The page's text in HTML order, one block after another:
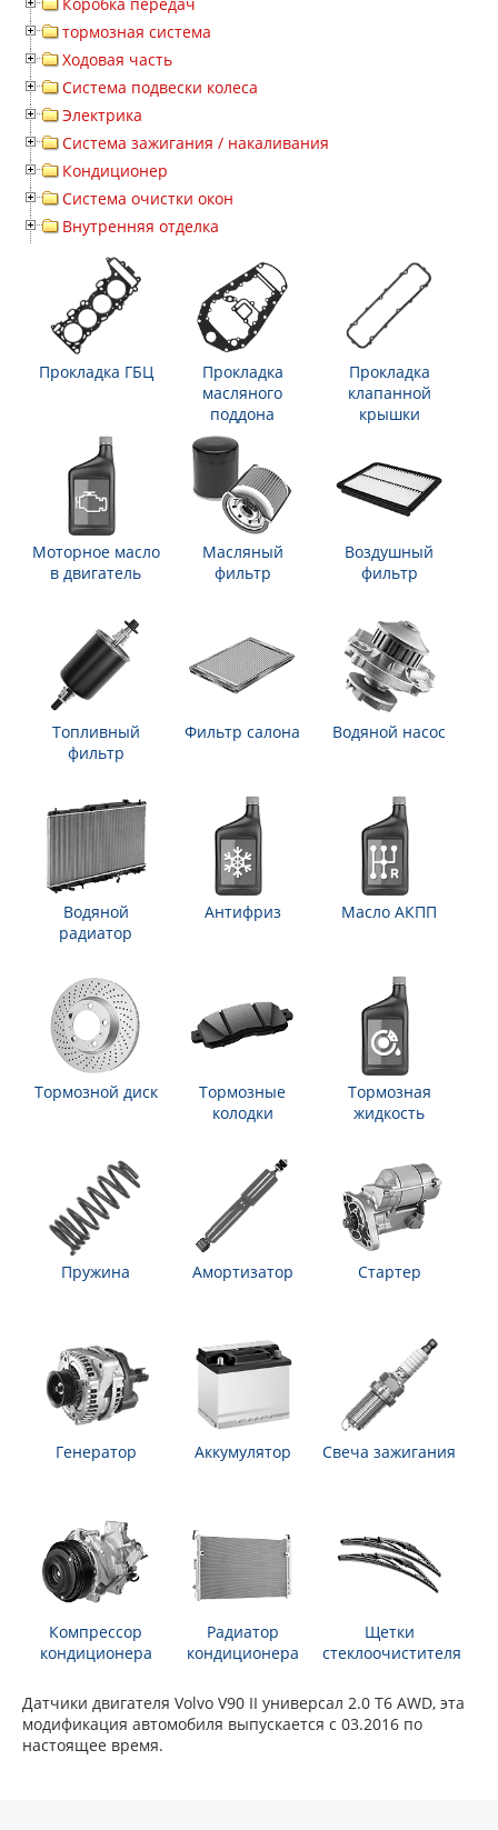
тормозная система
Ходовая часть
Система подвески колеса
Электрика
Система зажигания / накаливания
Кондиционер
Система очистки окон
Внутренняя отделка
Прокладка ГБЦ
Прокладка
масляного
поддона
Прокладка
клапанной
крышки
Моторное масло
в двигатель
Масляный
фильтр
Воздушный
фильтр
Топливный
фильтр
Фильтр салона Водяной насос
Водяной
радиатор
Антифриз Масло АКПП
Тормозной диск
Тормозные
колодки
Тормозная
жидкость
Пружина Амортизатор Стартер
Генератор Аккумулятор Свеча зажигания
Компрессор
кондиционера
Радиатор
кондиционера
Щетки
стеклоочистителя
Датчики двигателя Volvo V90 II универсал 2.0 T6 AWD, эта
модификация автомобиля выпускается с 03.2016 по
настоящее время.